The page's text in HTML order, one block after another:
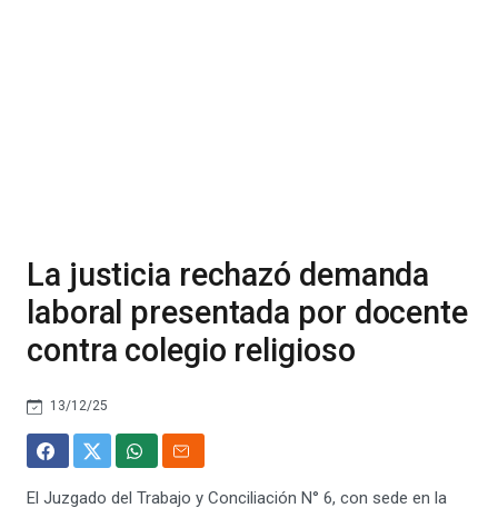
La justicia rechazó demanda
laboral presentada por docente
contra colegio religioso
13/12/25
El Juzgado del Trabajo y Conciliación N° 6, con sede en la